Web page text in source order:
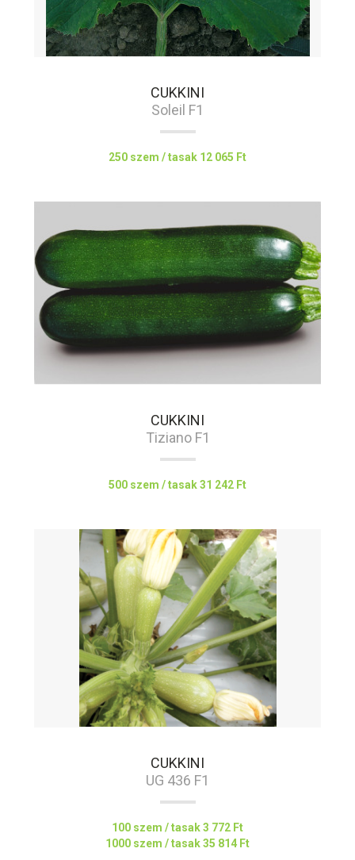
CUKKINI
Soleil F1
250 szem / tasak 12 065 Ft
CUKKINI
Tiziano F1
500 szem / tasak31 242 Ft
CUKKINI
UG 436 F1
100 szem / tasak3 772 Ft
1000 szem / tasak35 814 Ft